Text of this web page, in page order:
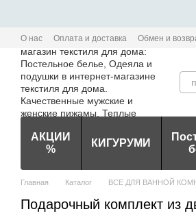
О нас Оплата и доставка Обмен и
Политика конфиденциальности
АКЦИИ
%
КИГУРУМИ
Главная Каталог ВСЕ ДЛЯ ВАННОЙ
Подарочный комплект из